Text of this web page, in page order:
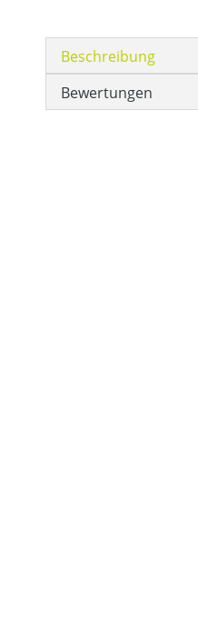
Beschreibung
Bewertungen